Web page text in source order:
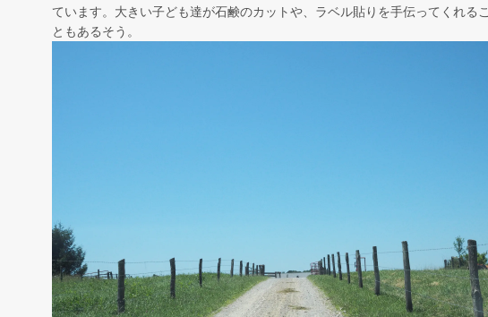
ています。大きい子ども達が石鹸のカットや、ラベル貼りを手伝ってくれるこ
ともあるそう。